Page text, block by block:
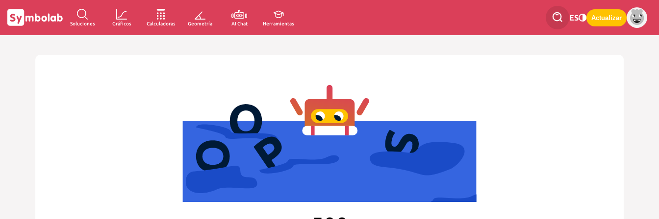
Soluciones Gráficos Calculadoras Geometría AI Chat Herramientas
ES Actualizar